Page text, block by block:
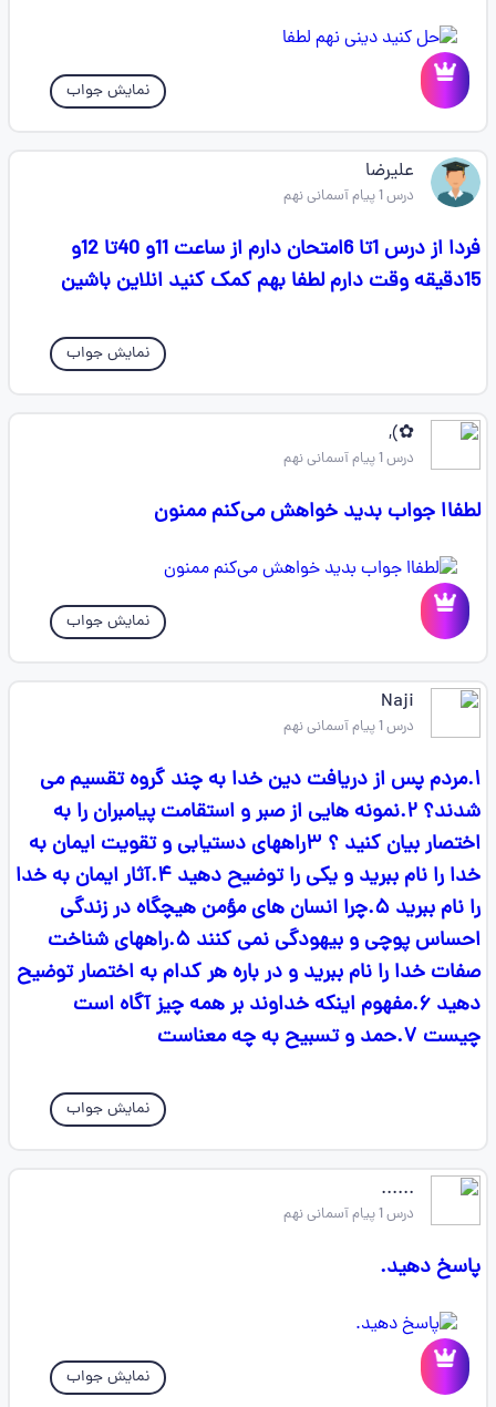
نمایش جواب
علیرضا
درس 1 پیام آسمانی نهم
فردا از درس 1تا 6امتحان دارم از ساعت 11و 40تا 12و
15دقیقه وقت دارم لطفا بهم کمک کنید انلاین باشین
نمایش جواب
✿⁠),
درس 1 پیام آسمانی نهم
لطفاا جواب بدید خواهش می‌کنم ممنون
نمایش جواب
Naji
درس 1 پیام آسمانی نهم
۱.مردم پس از دریافت دین خدا به چند گروه تقسیم می
شدند؟ ۲.نمونه هایی از صبر و استقامت پیامبران را به
اختصار بیان کنید ؟ ۳راههای دستیابی و تقویت ایمان به
خدا را نام ببرید و یکی را توضیح دهید ۴.آثار ایمان به خدا
را نام ببرید ۵.چرا انسان های مؤمن هیچگاه در زندگی
احساس پوچی و بیهودگی نمی کنند ۵.راههای شناخت
صفات خدا را نام ببرید و در باره هر کدام به اختصار توضیح
دهید ۶.مفهوم اینکه خداوند بر همه چیز آگاه است
چیست ۷.حمد و تسبیح به چه معناست
نمایش جواب
......
درس 1 پیام آسمانی نهم
پاسخ دهید.
نمایش جواب